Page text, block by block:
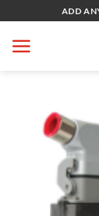
qua
nội
ADD